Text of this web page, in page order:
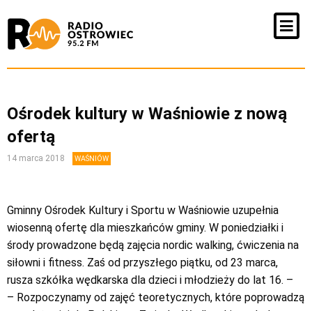
Ośrodek kultury w Waśniowie z nową
ofertą
14 marca 2018 WAŚNIÓW
Gminny Ośrodek Kultury i Sportu w Waśniowie uzupełnia
wiosenną ofertę dla mieszkańców gminy. W poniedziałki i
środy prowadzone będą zajęcia nordic walking, ćwiczenia na
siłowni i fitness. Zaś od przyszłego piątku, od 23 marca,
rusza szkółka wędkarska dla dzieci i młodzieży do lat 16. –
– Rozpoczynamy od zajęć teoretycznych, które poprowadzą